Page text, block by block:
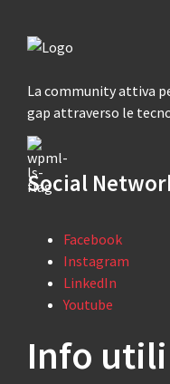
La community attiva
gap attraverso le
Social
Facebook
Instagram
LinkedIn
Youtube
Info utili